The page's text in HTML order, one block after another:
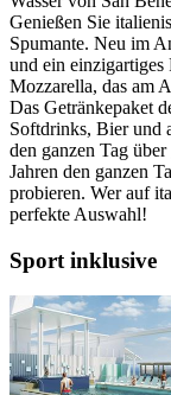
Genießen Sie
Spumante. Neu im
und ein einzigartiges
Mozzarella, das am
Das Getränkepaket
Softdrinks, Bier und
den ganzen Tag
Jahren den ganzen
probieren. Wer auf
perfekte Auswahl!
Sport inklusive